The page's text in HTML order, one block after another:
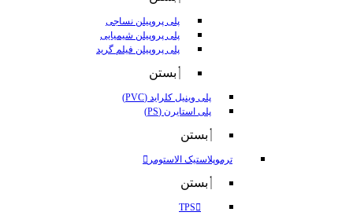
پلی پروپیلن نساجی
پلی پروپیلن شیمیایی
پلی پروپیلن فیلم گرید
بستن
پلی وینیل کلراید (PVC)
پلی استایرن (PS)
بستن
ترموپلاستیک الاستومر
بستن
TPS